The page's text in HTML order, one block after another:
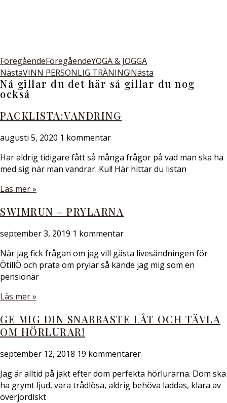
FöregåendeFöregåendeYOGA & JOGGA
NästaVINN PERSONLIG TRÄNING!Nästa
Nå gillar du det här så gillar du nog
också
PACKLISTA:VANDRING
augusti 5, 2020 1 kommentar
Har aldrig tidigare fått så många frågor på vad man ska ha
med sig när man vandrar. Kul! Här hittar du listan
Läs mer »
SWIMRUN – PRYLARNA
september 3, 2019 1 kommentar
När jag fick frågan om jag vill gästa livesändningen för
ÖtillÖ och prata om prylar så kände jag mig som en
pensionär
Läs mer »
GE MIG DIN SNABBASTE LÅT OCH TÄVLA
OM HÖRLURAR!
september 12, 2018 19 kommentarer
Jag är alltid på jakt efter dom perfekta hörlurarna. Dom ska
ha grymt ljud, vara trådlösa, aldrig behöva laddas, klara av
överjordiskt